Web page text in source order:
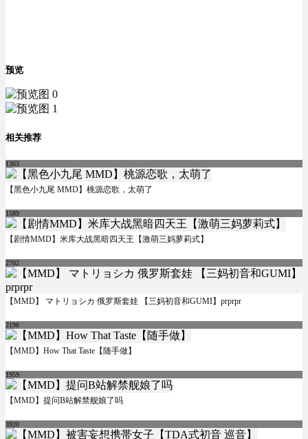
预览
相关推荐
1363
【黑色小九尾 MMD】桃源恋歌，太萌了
1589
【剧情MMD】米库大战黑暗四天王【激萌三妈萝莉式】
2702
【MMD】 マトリョシカ 俄罗斯套娃 【三妈初音和GUMI】prprpr
2196
【MMD】How That Taste【随手做】
1959
【MMD】提问B站解禁舰娘了吗
3920